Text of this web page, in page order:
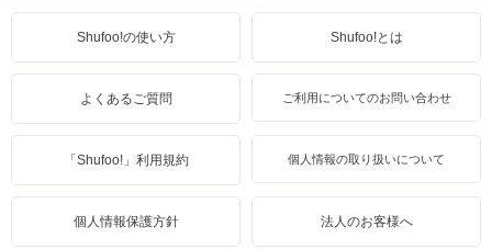
Shufoo!の使い方 Shufoo!とは
よくあるご質問 ご利用についてのお問い合わせ
「Shufoo!」利用規約 個人情報の取り扱いについて
個人情報保護方針 法人のお客様へ